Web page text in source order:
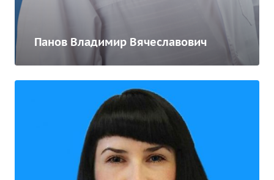
Панов Владимир Вячеславович